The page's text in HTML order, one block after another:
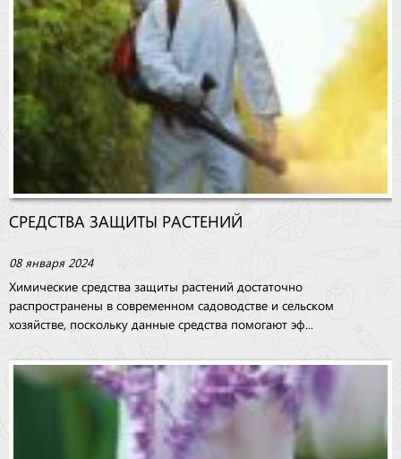
СРЕДСТВА ЗАЩИТЫ РАСТЕНИЙ
08 января 2024
Химические средства защиты растений достаточно
распространены в современном садоводстве и сельском
хозяйстве, поскольку данные средства помогают эф...